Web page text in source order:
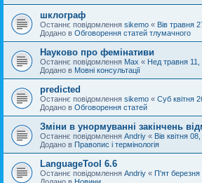
шклограф
Останнє повідомлення sikemo « Вів травня
Додано в Обговорення статей тлумачного
Науково про фемінативи
Останнє повідомлення Max « Нед травня
Додано в Мовні консультації
predicted
Останнє повідомлення sikemo « Суб квітня
Додано в Обговорення статей
Зміни в унормуванні закінчень
Останнє повідомлення Andriy « Вів квітня
Додано в Правопис і термінологія
LanguageTool 6.6
Останнє повідомлення Andriy « П'ят
Додано в Новини